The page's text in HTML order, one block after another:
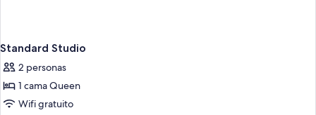
Standard Studio
2 personas
1 cama Queen
Wifi gratuito